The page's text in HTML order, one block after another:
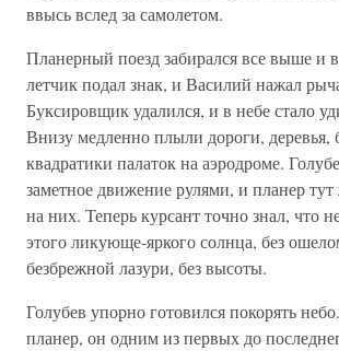
ввысь вслед за самолетом.
Планерный поезд забирался все выше и
летчик подал знак, и Василий нажал
Буксировщик удалился, и в небе стало
Внизу медленно плыли дороги, деревья,
квадратики палаток на аэродроме.
заметное движение рулями, и планер тут
на них. Теперь курсант точно знал, что
этого ликующе-яркого солнца, без
безбрежной лазури, без высоты.
Голубев упорно готовился покорять
планер, он одним из первых до